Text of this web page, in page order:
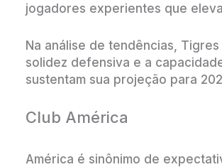
jogadores experientes que
Na análise de tendências,
solidez defensiva e a
sustentam sua projeção para
Club América
América é sinônimo de